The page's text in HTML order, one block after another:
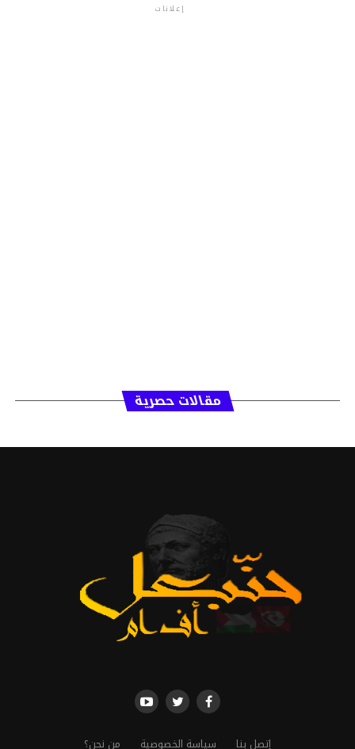
إعلانات
مقالات حصرية
إتصل بنا سياسة الخصوصية من نحن؟